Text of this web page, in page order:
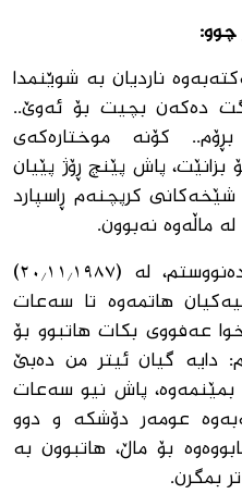
چوو:
ناردیان بە شوێنمدا
دەکەن بچیت بۆ ئەوێ..
کۆنە موختارەکەی
پاش پێنچ ڕۆژ پێیان
کرپچنەم ڕاسپارد
ماڵەوە نەبوون.
شەوانە لە ماڵ خۆماندا نەدەنووستم، لە (٢٠/١١/١٩٨٧)
ھاتمەوە تا سەعات
عەفووی بکات ھاتبوو بۆ
دایە گیان ئیتر من دەبێ
بمێنمەوە، پاش نیو سەعات
عومەر دۆشکە و دوو
بۆ ماڵ، ھاتبوون بە
بمگرن.